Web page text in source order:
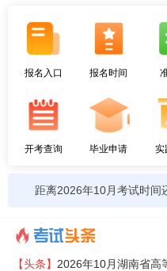
报名入口 报名时间
开考查询 毕业申请 实
距离2026年10月考试时间
【头条】 2026年10月湖南省高